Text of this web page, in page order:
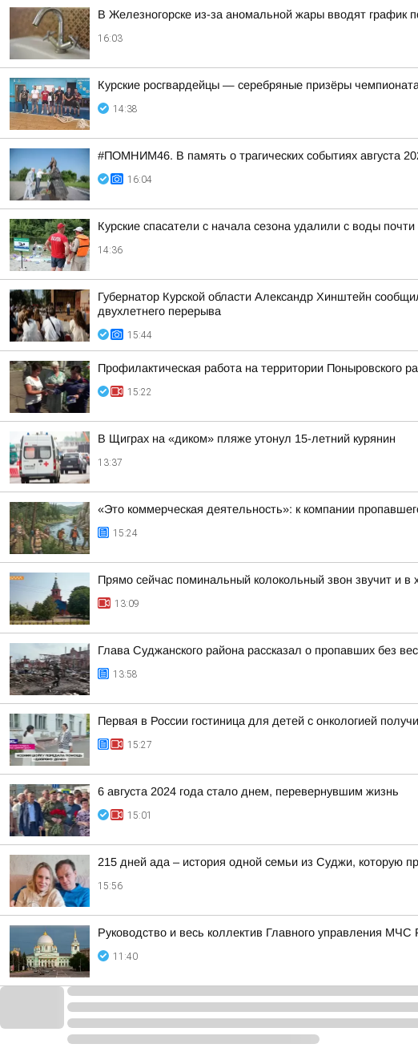
В Железногорске из-за аномальной жары вводят график
16:03
Курские росгвардейцы — серебряные призёры
14:38
#ПОМНИМ46. В память о трагических событиях августа
16:04
Курские спасатели с начала сезона удалили с воды
14:36
Губернатор Курской области Александр Хинштейн
двухлетнего перерыва
15:44
Профилактическая работа на территории Поныровского
15:22
В Щиграх на «диком» пляже утонул 15-летний курянин
13:37
«Это коммерческая деятельность»: к компании
15:24
Прямо сейчас поминальный колокольный звон звучит и в
13:09
Глава Суджанского района рассказал о пропавших без
13:58
Первая в России гостиница для детей с онкологией
15:27
6 августа 2024 года стало днем, перевернувшим жизнь
15:01
215 дней ада – история одной семьи из Суджи, которую
15:56
Руководство и весь коллектив Главного управления
11:40